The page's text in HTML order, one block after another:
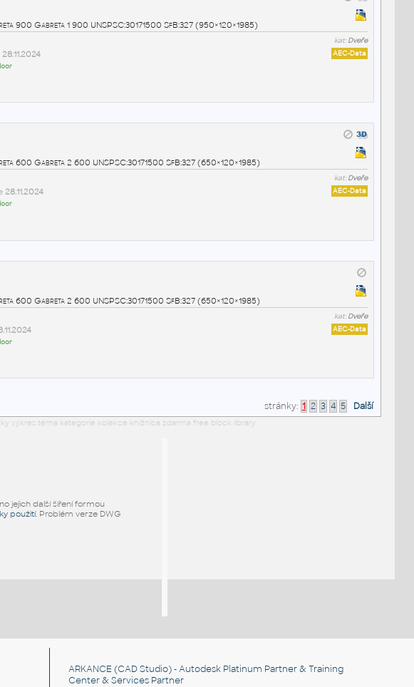
900 Gabreta 1 900 UNSPSC:30171500 SfB:327 (950×120×1985)
kat:Dveře
AEC-Data
28.11.2024
600 Gabreta 2 600 UNSPSC:30171500 SfB:327 (650×120×1985)
kat:Dveře
AEC-Data
28.11.2024
600 Gabreta 2 600 UNSPSC:30171500 SfB:327 (650×120×1985)
kat:Dveře
AEC-Data
stránky: 1 2 3 4 5 Další
výkres téma kategorie kolekce knižnica zdarma free block library
jejich další šíření formou
použití. Problém verze DWG
ARKANCE (CAD Studio) - Autodesk Platinum Partner & Training
Center & Services Partner